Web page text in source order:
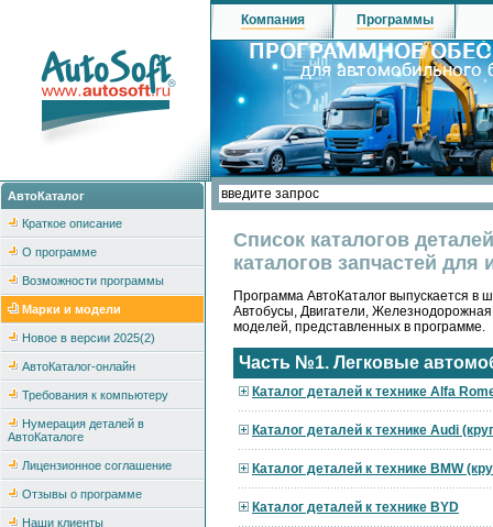
АвтоКаталог
Краткое описание
О программе
Возможности программы
Марки и модели
Новое в версии 2025(2)
АвтоКаталог-онлайн
Требования к компьютеру
Нумерация деталей в
АвтоКаталоге
Лицензионное соглашение
Отзывы о программе
Наши клиенты
Компания Программы
Список каталогов
каталогов запчастей для
Программа АвтоКаталог выпускается в
Автобусы, Двигатели,
моделей, представленных в программе.
Часть №1. Легковые
Каталог деталей к технике Alfa
Каталог деталей к технике Audi
Каталог деталей к технике BMW
Каталог деталей к технике BYD